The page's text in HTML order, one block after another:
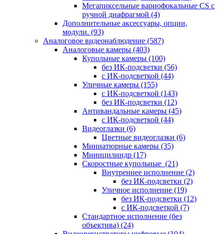
Мегапиксельные вариофокальные CS c
ручной диафрагмой (4)
Дополнительные аксессуары, опции,
модули. (93)
Аналоговое видеонаблюдение (587)
Аналоговые камеры (403)
Купольные камеры (100)
без ИК-подсветки (56)
с ИК-подсветкой (44)
Уличные камеры (155)
с ИК-подсветкой (143)
без ИК-подсветки (12)
Антивандальные камеры (45)
с ИК-подсветкой (44)
Видеоглазки (6)
Цветные видеоглазки (6)
Миниатюрные камеры (35)
Миницилиндр (17)
Скоростные купольные (21)
Внутреннее исполнение (2)
без ИК-подсветки (2)
Уличное исполнение (19)
без ИК-подсветки (12)
с ИК-подсветкой (7)
Стандартное исполнение (без
объектива) (24)